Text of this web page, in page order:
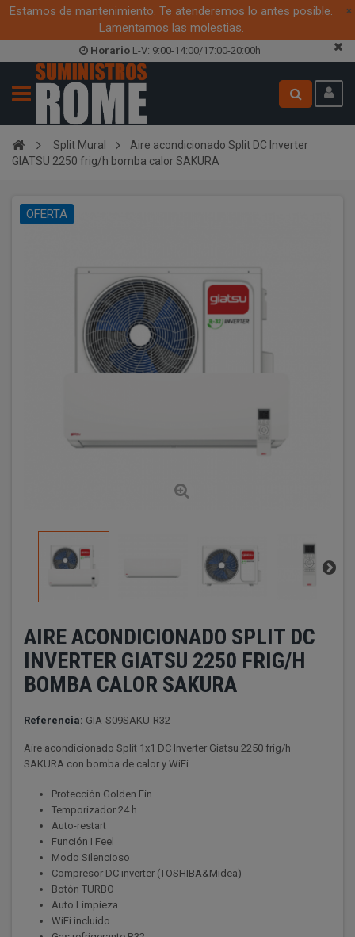
Estamos de mantenimiento. Te atenderemos lo antes posible.
Lamentamos las molestias.
×
Horario L-V: 9:00-14:00/17:00-20:00h
Split Mural
Aire acondicionado Split DC Inverter
GIATSU 2250 frig/h bomba calor SAKURA
OFERTA
AIRE ACONDICIONADO SPLIT DC
INVERTER GIATSU 2250 FRIG/H
BOMBA CALOR SAKURA
Referencia: GIA-S09SAKU-R32
Aire acondicionado Split 1x1 DC Inverter Giatsu 2250 frig/h
SAKURA con bomba de calor y WiFi
Protección Golden Fin
Temporizador 24 h
Auto-restart
Función I Feel
Modo Silencioso
Compresor DC inverter (TOSHIBA&Midea)
Botón TURBO
Auto Limpieza
WiFi incluido